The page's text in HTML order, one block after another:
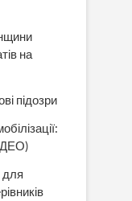
на
підозри
для